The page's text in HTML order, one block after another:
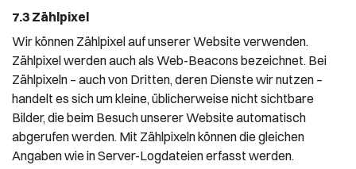
7.3 Zählpixel
Wir können Zählpixel auf unserer Website verwenden.
Zählpixel werden auch als Web-Beacons bezeichnet. Bei
Zählpixeln – auch von Dritten, deren Dienste wir nutzen –
handelt es sich um kleine, üblicherweise nicht sichtbare
Bilder, die beim Besuch unserer Website automatisch
abgerufen werden. Mit Zählpixeln können die gleichen
Angaben wie in Server-Logdateien erfasst werden.